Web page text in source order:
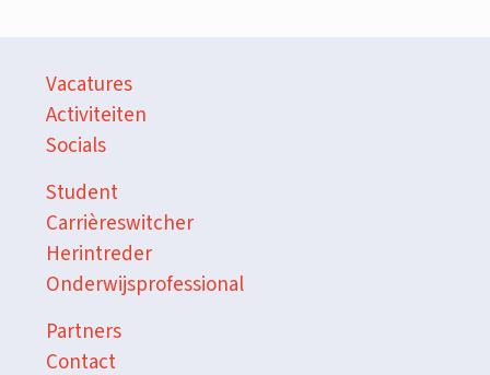
Vacatures
Activiteiten
Socials
Student
Carrièreswitcher
Herintreder
Onderwijsprofessional
Partners
Contact